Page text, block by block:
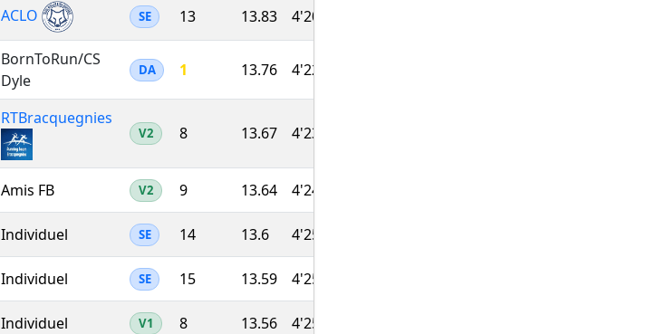
ACLO SE 13 13.83 4'20''
BornToRun/CS
Dyle
DA 1 13.76 4'22''
RTBracquegnies
V2 8 13.67 4'23''
Amis FB V2 9 13.64 4'24''
Individuel SE 14 13.6 4'25''
Individuel SE 15 13.59 4'25''
Individuel V1 8 13.56 4'25''